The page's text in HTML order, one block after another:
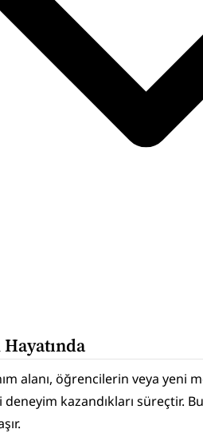
alanı, öğrencilerin veya yeni
kazandıkları süreçtir.